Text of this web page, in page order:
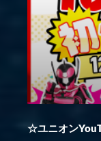
☆ユニオン